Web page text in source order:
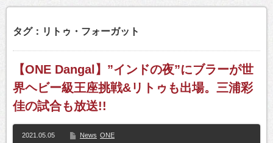
タグ：リトゥ・フォーガット
【ONE Dangal】”インドの夜”にブラーが世
界ヘビー級王座挑戦&リトゥも出場。三浦彩
佳の試合も放送!!
2021.05.05 News ONE